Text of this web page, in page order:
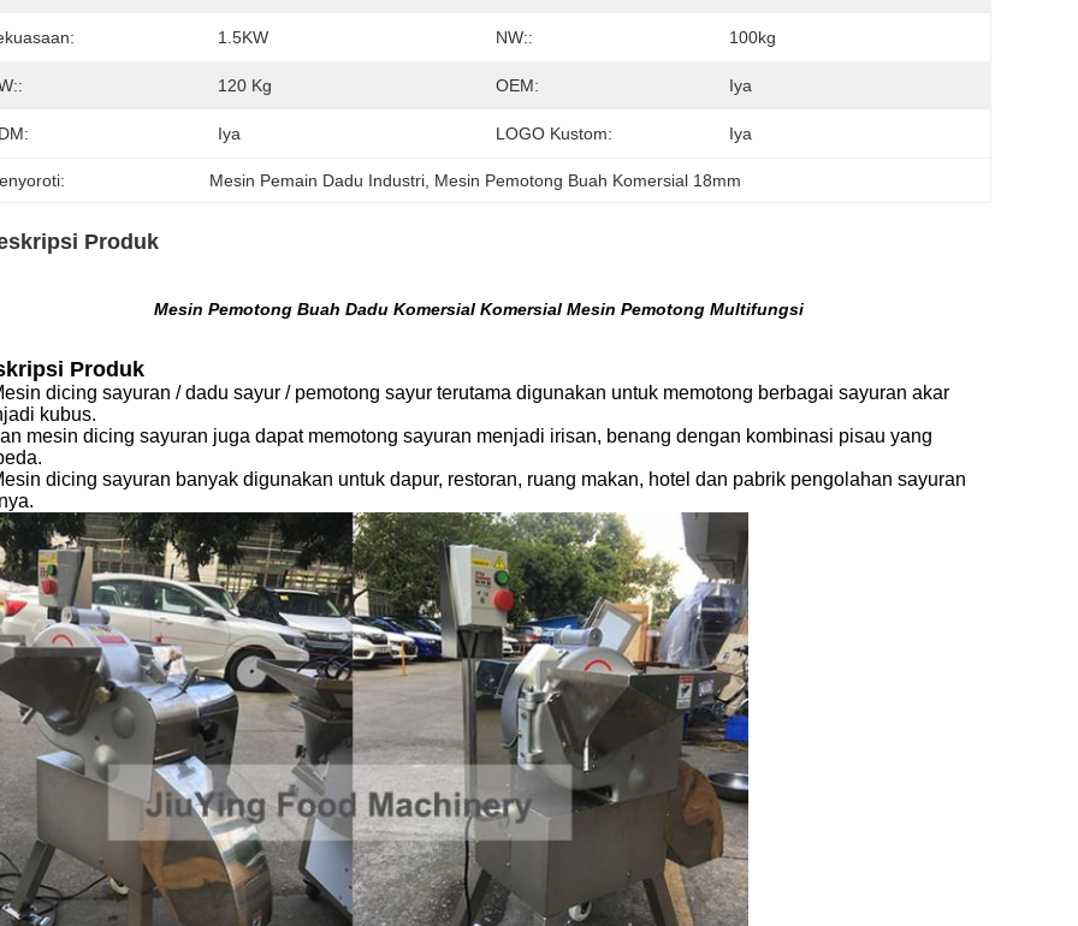
1.5KW NW:: 100kg
120 Kg OEM: Iya
Iya LOGO Kustom: Iya
Mesin Pemain Dadu Industri Mesin Pemotong Buah Komersial 18mm
Produk
Mesin Pemotong Buah Dadu Komersial Komersial Mesin Pemotong Multifungsi
Produk
dicing sayuran / dadu sayur / pemotong sayur terutama digunakan untuk memotong berbagai sayuran akar
kubus.
mesin dicing sayuran juga dapat memotong sayuran menjadi irisan, benang dengan kombinasi pisau yang
dicing sayuran banyak digunakan untuk dapur, restoran, ruang makan, hotel dan pabrik pengolahan sayuran